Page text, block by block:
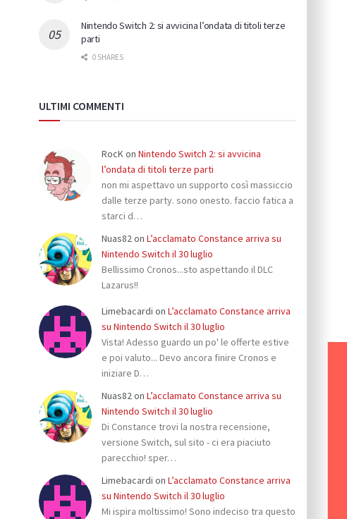
Nintendo Switch 2: si avvicina l’ondata di titoli terze
parti
0 SHARES
ULTIMI COMMENTI
RocKon Nintendo Switch 2: si avvicina
l’ondata di titoli terze parti
non mi aspettavo un supporto così massiccio
dalle terze party. sono onesto. faccio fatica a
starci d…
Nuas82on L’acclamato Constance arriva su
Nintendo Switch il 30 luglio
Bellissimo Cronos...sto aspettando il DLC
Lazarus!!
Limebacardi on L’acclamato Constance arriva
su Nintendo Switch il 30 luglio
Vista! Adesso guardo un po' le offerte estive
e poi valuto... Devo ancora finire Cronos e
iniziare D…
Nuas82on L’acclamato Constance arriva su
Nintendo Switch il 30 luglio
Di Constance trovi la nostra recensione,
versione Switch, sul sito - ci era piaciuto
parecchio! sper…
Limebacardi on L’acclamato Constance arriva
su Nintendo Switch il 30 luglio
Mi ispira moltissimo! Sono indeciso tra questo